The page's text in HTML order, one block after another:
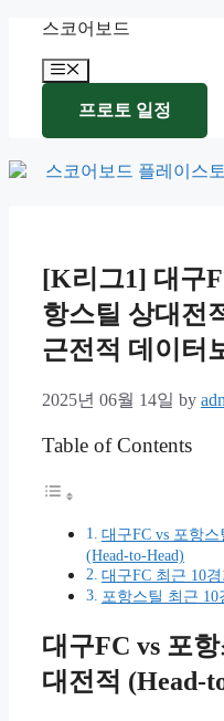
content
스코어보드
Menu
프로토 일정
[K리그1] 대구
항스틸 상대전
근전적 데이터
2025년 06월 14일 by
Table of Contents
대구FC vs 포항
(Head-to-Head)
대구FC 최근 10경
포항스틸 최근 10
대구FC vs 포
대전적 (Head-